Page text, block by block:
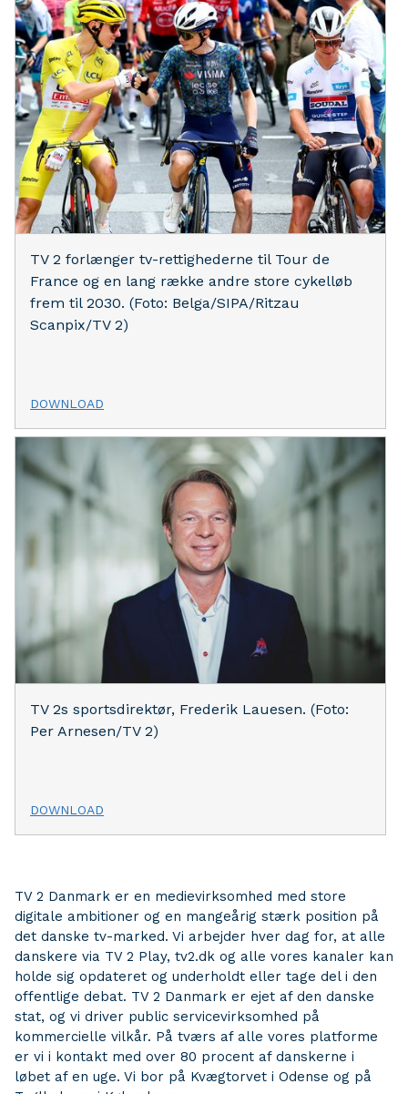
TV 2 forlænger tv-rettighederne til Tour de
France og en lang række andre store cykelløb
frem til 2030. (Foto: Belga/SIPA/Ritzau
Scanpix/TV 2)
DOWNLOAD
TV 2s sportsdirektør, Frederik Lauesen. (Foto:
Per Arnesen/TV 2)
DOWNLOAD
TV 2 Danmark er en medievirksomhed med store
digitale ambitioner og en mangeårig stærk position på
det danske tv-marked. Vi arbejder hver dag for, at alle
danskere via TV 2 Play, tv2.dk og alle vores kanaler kan
holde sig opdateret og underholdt eller tage del i den
offentlige debat. TV 2 Danmark er ejet af den danske
stat, og vi driver public servicevirksomhed på
kommercielle vilkår. På tværs af alle vores platforme
er vi i kontakt med over 80 procent af danskerne i
løbet af en uge. Vi bor på Kvægtorvet i Odense og på